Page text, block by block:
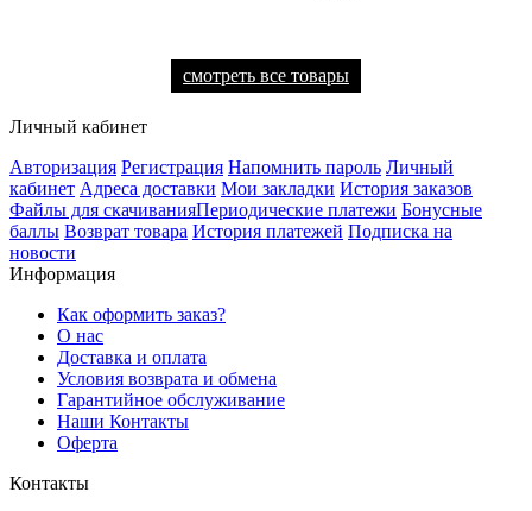
смотреть все товары
Личный кабинет
Авторизация Регистрация Напомнить пароль Личный
кабинет Адреса доставки Мои закладки История заказов
Файлы для скачиванияПериодические платежи Бонусные
баллы Возврат товара История платежей Подписка на
новости
Информация
Как оформить заказ?
О нас
Доставка и оплата
Условия возврата и обмена
Гарантийное обслуживание
Наши Контакты
Оферта
Контакты